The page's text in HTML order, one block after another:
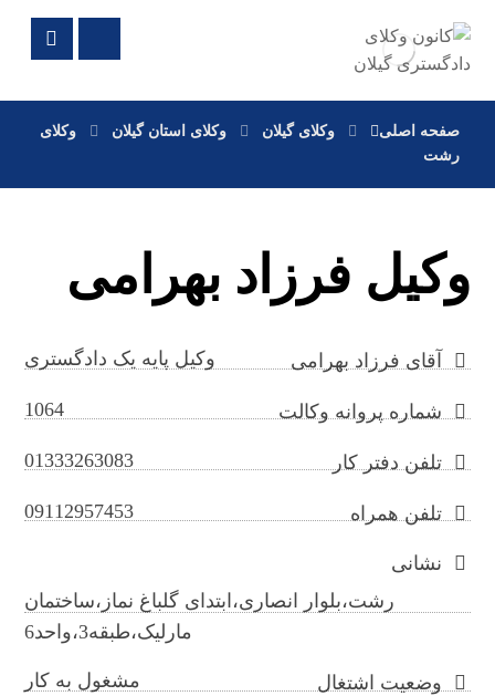
صفحه اصلی وکلای گیلان وکلای استان گیلان
وکلای
رشت
وکیل فرزاد بهرامی
آقای فرزاد بهرامی وکیل پایه یک دادگستری
شماره پروانه وکالت 1064
تلفن دفتر کار 01333263083
تلفن همراه 09112957453
نشانی
رشت،بلوار انصاری،ابتدای گلباغ نماز،ساختمان
مارلیک،طبقه3،واحد6
وضعیت اشتغال مشغول به کار